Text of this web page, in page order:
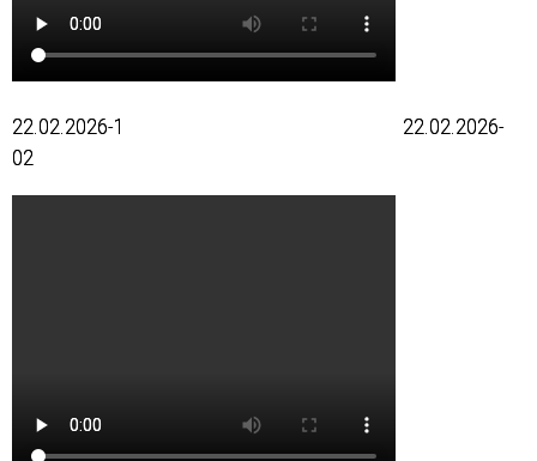
22.02.2026-1 22.02.2026-
02